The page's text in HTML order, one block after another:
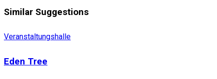
Similar Suggestions
Veranstaltungshalle
Eden Tree